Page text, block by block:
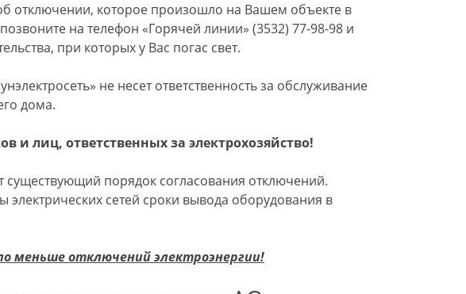
отключении, которое произошло на Вашем объекте в
на телефон «Горячей линии» (3532) 77-98-98 и
при которых у Вас погас свет.
не несет ответственность за обслуживание
дома.
и лиц, ответственных за электрохозяйство!
существующий порядок согласования отключений.
электрических сетей сроки вывода оборудования в
меньше отключений электроэнергии!